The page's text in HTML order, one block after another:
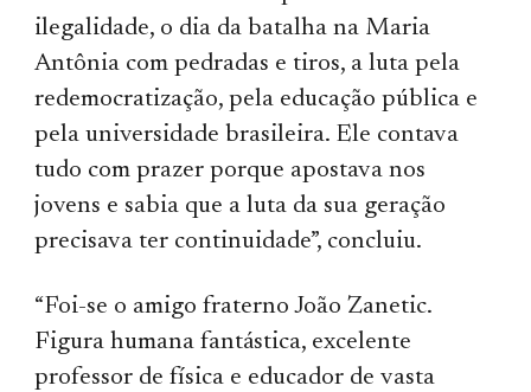
ilegalidade, o dia da batalha na Maria
Antônia com pedradas e tiros, a luta pela
redemocratização, pela educação pública e
pela universidade brasileira. Ele contava
tudo com prazer porque apostava nos
jovens e sabia que a luta da sua geração
precisava ter continuidade”, concluiu.
“Foi-se o amigo fraterno João Zanetic.
Figura humana fantástica, excelente
professor de física e educador de vasta